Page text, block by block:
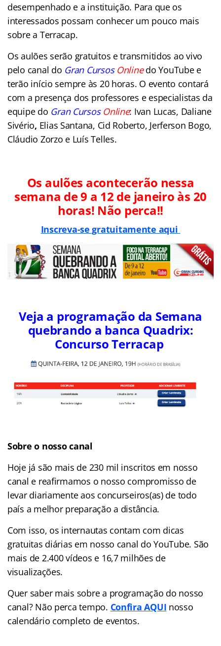
desempenhado e a instituição. Para que os
interessados possam conhecer um pouco mais
sobre a Terracap.
Os aulões serão gratuitos e transmitidos ao vivo
pelo canal do Gran Cursos Onlinedo YouTube e
terão início sempre às 20 horas. O evento contará
com a presença dos professores e especialistas da
equipe do Gran Cursos Online: Ivan Lucas, Daliane
Sivério, Elias Santana, Cid Roberto, Jerferson Bogo,
Cláudio Zorzo e Luís Telles.
Os aulões acontecerão nessa
semana de 9 a 12 de janeiro às 20
horas! Não perca!!
Inscreva-se gratuitamente aqui
Veja a programação da Semana
quebrando a banca Quadrix:
Concurso Terracap
Sobre o nosso canal
Hoje já são mais de 230 mil inscritos em nosso
canal e reafirmamos o nosso compromisso de
levar diariamente aos concurseiros(as) de todo
país a melhor preparação a distância.
Com isso, os internautas contam com dicas
gratuitas diárias em nosso canal do YouTube. São
mais de 2.400 vídeos e 16,7 milhões de
visualizações.
Quer saber mais sobre a programação do nosso
canal? Não perca tempo. Confira AQUI nosso
calendário completo de eventos.